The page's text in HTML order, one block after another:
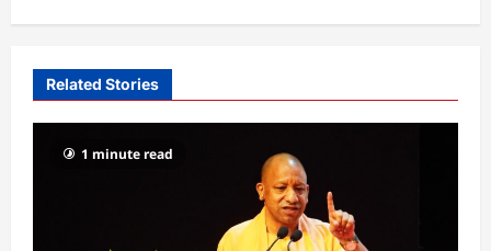
a
g
Related Stories
1 minute read